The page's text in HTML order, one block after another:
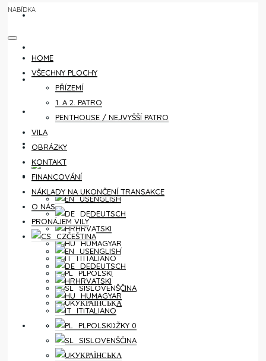
KONTAKT
NÁKLADY NA UKONČENÍ TRANSAKCE
PRONÁJEM VILY
ČEŠTINA
ENGLISH
DEUTSCH
HRVATSKI
MAGYAR
ITALIANO
POLSKI
SLOVENŠČINA
УКРАЇНСЬКА
OBLÍBENÉ POLOŽKY 0
NABÍDKA
HOME
VŠECHNY PLOCHY
PŘÍZEMÍ
1. A 2. PATRO
PENTHOUSE / NEJVYŠŠÍ PATRO
VILA
OBRÁZKY
KONTAKT
FINANCOVÁNÍ
NÁKLADY NA UKONČENÍ TRANSAKCE
O NÁS
PRONÁJEM VILY
ČEŠTINA
ENGLISH
DEUTSCH
HRVATSKI
MAGYAR
ITALIANO
POLSKI
SLOVENŠČINA
УКРАЇНСЬКА